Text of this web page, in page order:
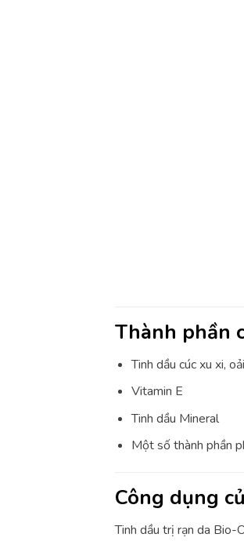
Thành phần
Tinh dầu cúc xu xi,
Vitamin E
Tinh dầu Mineral
Một số thành phần
Công dụng
Tinh dầu trị rạn da Bio-